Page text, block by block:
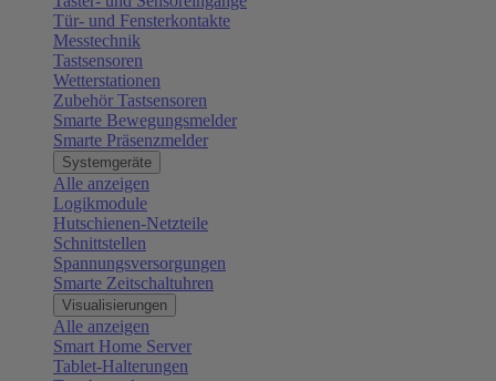
Tür- und Fensterkontakte
Messtechnik
Tastsensoren
Wetterstationen
Zubehör Tastsensoren
Smarte Bewegungsmelder
Smarte Präsenzmelder
Systemgeräte
Alle anzeigen
Logikmodule
Hutschienen-Netzteile
Schnittstellen
Spannungsversorgungen
Smarte Zeitschaltuhren
Visualisierungen
Alle anzeigen
Smart Home Server
Tablet-Halterungen